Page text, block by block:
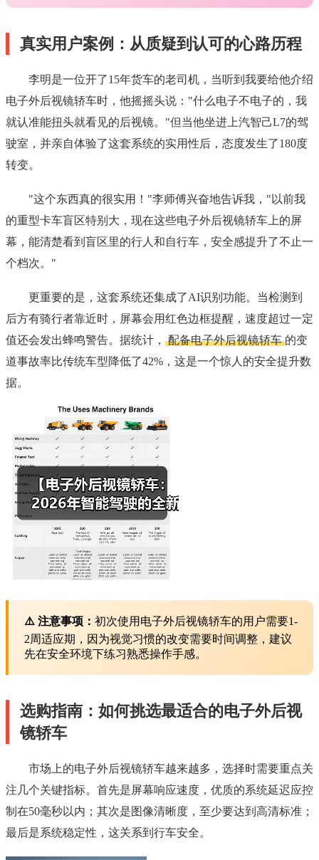
真实用户案例：从质疑到认可的心路历程
李明是一位开了15年货车的老司机，当听到我要给他介绍
电子外后视镜轿车时，他摇摇头说："什么电子不电子的，我
就认准能扭头就看见的后视镜。"但当他坐进上汽智己L7的驾
驶室，并亲自体验了这套系统的实用性后，态度发生了180度
转变。
"这个东西真的很实用！"李师傅兴奋地告诉我，"以前我
的重型卡车盲区特别大，现在这些电子外后视镜轿车上的屏
幕，能清楚看到盲区里的行人和自行车，安全感提升了不止一
个档次。"
更重要的是，这套系统还集成了AI识别功能。当检测到
后方有骑行者靠近时，屏幕会用红色边框提醒，速度超过一定
值还会发出蜂鸣警告。据统计，
配备电子外后视镜轿车 的变
道事故率比传统车型降低了42%，这是一个惊人的安全提升数
据。
⚠️ 注意事项： 初次使用电子外后视镜轿车的用户需要1-
2周适应期，因为视觉习惯的改变需要时间调整，建议
先在安全环境下练习熟悉操作手感。
选购指南：如何挑选最适合的电子外后视
镜轿车
市场上的电子外后视镜轿车越来越多，选择时需要重点关
注几个关键指标。首先是屏幕响应速度，优质的系统延迟应控
制在50毫秒以内；其次是图像清晰度，至少要达到高清标准；
最后是系统稳定性，这关系到行车安全。